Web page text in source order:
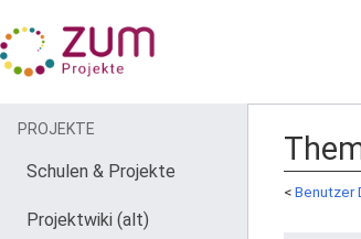
< Benutzer
PROJEKTE
Schulen & Projekte
Projektwiki (alt)